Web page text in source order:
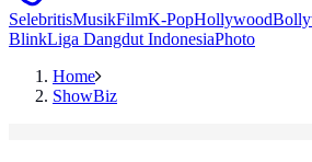
SelebritisMusikFilmK-PopHollywood
BlinkLiga Dangdut IndonesiaPhoto
Home
ShowBiz